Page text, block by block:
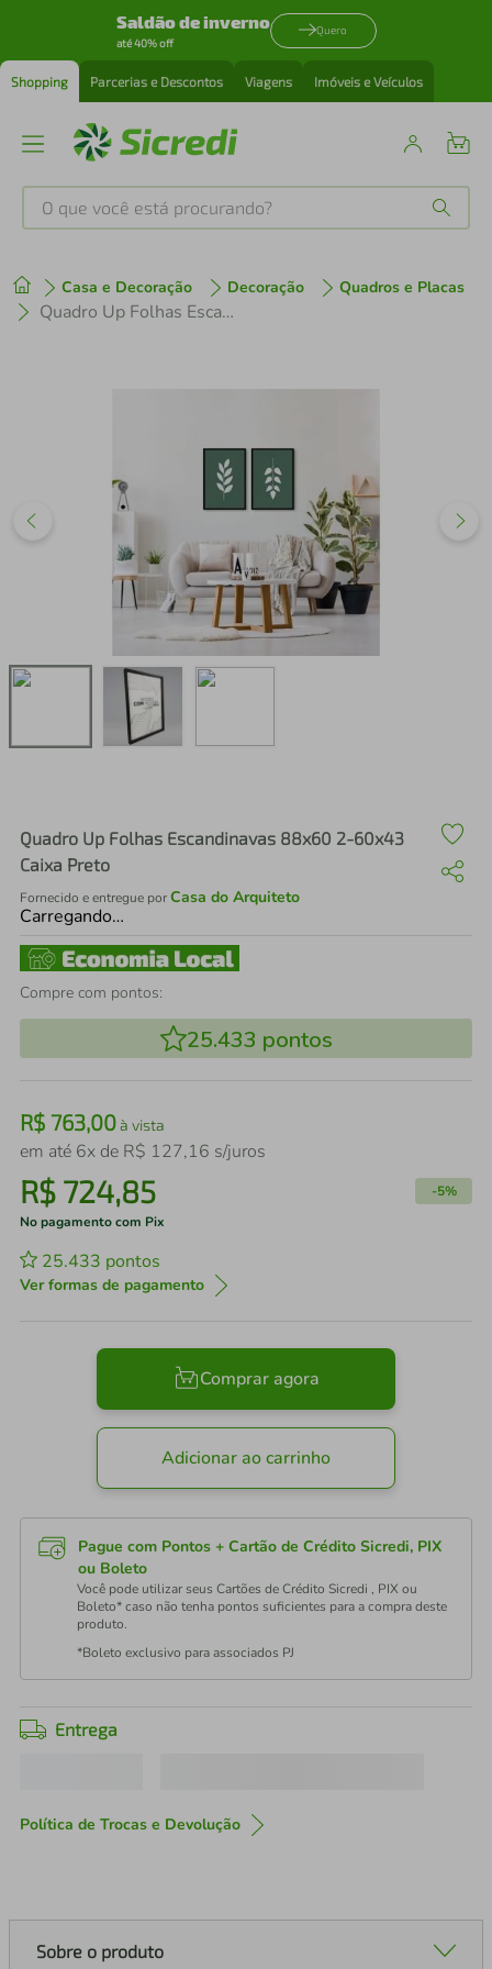
Saldão de inverno
até 40% off
Quero
Shopping Parcerias e Descontos Viagens Imóveis e Veículos
O que você está procurando?
Casa e Decoração Decoração Quadros e Placas
Quadro Up Folhas Escandinavas 88x60 2-60x43 Caixa Preto
Quadro Up Folhas Escandinavas 88x60 2-60x43
Caixa Preto
Fornecido e entregue porCasa do Arquiteto
Carregando…
Compre com pontos:
25.433 pontos
R$ 763,00à vista
em até 6x de R$ 127,16 s/juros
R$ 724,85 -5%
No pagamento com Pix
25.433 pontos
Ver formas de pagamento
Comprar agora
Adicionar ao carrinho
Pague com Pontos + Cartão de Crédito Sicredi, PIX
ou Boleto
Você pode utilizar seus Cartões de Crédito Sicredi , PIX ou
Boleto* caso não tenha pontos suficientes para a compra deste
produto.
*Boleto exclusivo para associados PJ
Entrega
Política de Trocas e Devolução
Sobre o produto
1º tenis
air fryer
iphone